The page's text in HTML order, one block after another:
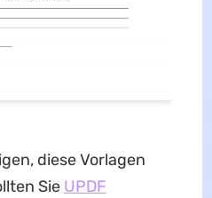
diese Vorlagen
Sie UPDF